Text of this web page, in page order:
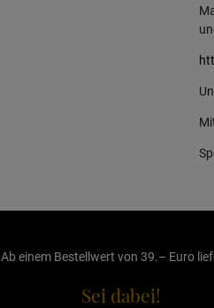
Ab einem Bestellwert von 39.– Euro
Sei dabei!